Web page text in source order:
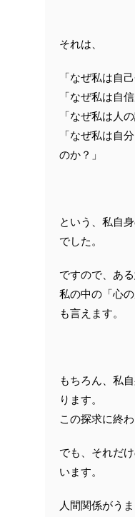
それは、
「なぜ私は自
「なぜ私は自
「なぜ私は人
「なぜ私は自
のか？」
という、私自
でした。
ですので、ある
私の中の「心
も言えます。
もちろん、私
ります。
この探求に終
でも、それだ
います。
人間関係がう